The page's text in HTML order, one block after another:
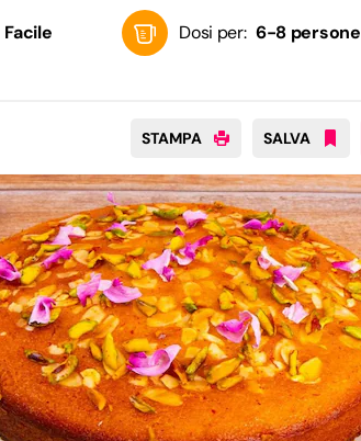
Facile Dosi per: 6-8 persone
STAMPA SALVA